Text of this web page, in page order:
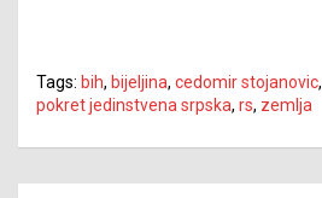
Tags: bih, bijeljina, cedomir stojanovic,
pokret jedinstvena srpska, rs, zemlja